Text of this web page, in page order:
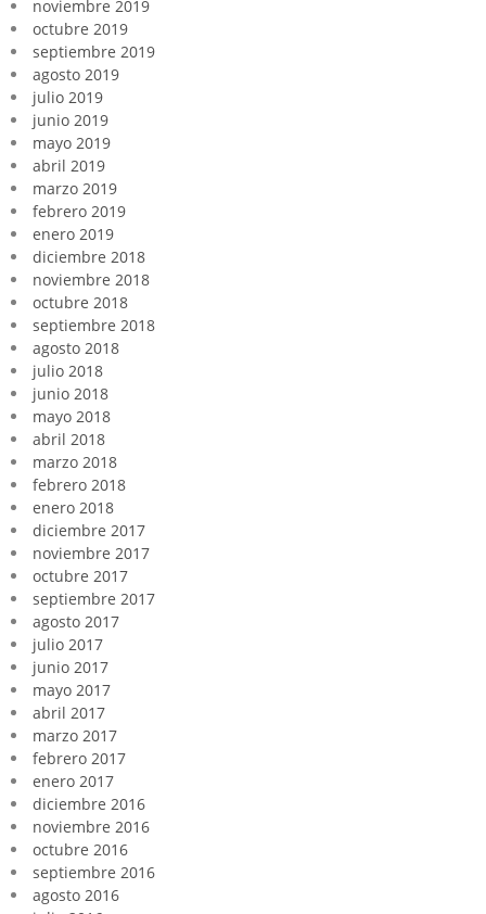
noviembre 2019
octubre 2019
septiembre 2019
agosto 2019
julio 2019
junio 2019
mayo 2019
abril 2019
marzo 2019
febrero 2019
enero 2019
diciembre 2018
noviembre 2018
octubre 2018
septiembre 2018
agosto 2018
julio 2018
junio 2018
mayo 2018
abril 2018
marzo 2018
febrero 2018
enero 2018
diciembre 2017
noviembre 2017
octubre 2017
septiembre 2017
agosto 2017
julio 2017
junio 2017
mayo 2017
abril 2017
marzo 2017
febrero 2017
enero 2017
diciembre 2016
noviembre 2016
octubre 2016
septiembre 2016
agosto 2016